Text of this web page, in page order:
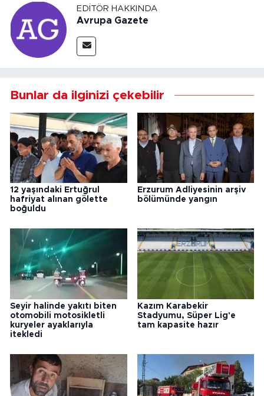
EDITÖR HAKKINDA
Avrupa Gazete
Bunlar da ilginizi çekebilir
12 yaşındaki Ertuğrul
hafriyat alınan gölette
boğuldu
Erzurum Adliyesinin arşiv
bölümünde yangın
Seyir halinde yakıtı biten
otomobili motosikletli
kuryeler ayaklarıyla
itekledi
Kazım Karabekir
Stadyumu, Süper Lig'e
tam kapasite hazır